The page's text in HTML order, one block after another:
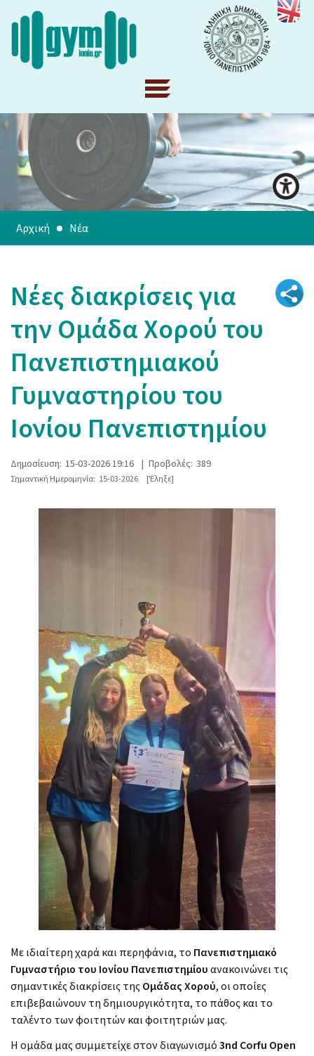
Αρχική Νέα
Νέες διακρίσεις για
την Ομάδα Χορού του
Πανεπιστημιακού
Γυμναστηρίου του
Ιονίου Πανεπιστημίου
Δημοσίευση: 15-03-2026 19:16 | Προβολές: 389
Σημαντική Ημερομηνία: 15-03-2026 [Έληξε]
Με ιδιαίτερη χαρά και περηφάνια, το Πανεπιστημιακό
Γυμναστήριο του Ιονίου Πανεπιστημίουανακοινώνει τις
σημαντικές διακρίσεις τηςΟμάδας Χορού, οι οποίες
επιβεβαιώνουν τη δημιουργικότητα, το πάθος και το
ταλέντο των φοιτητών και φοιτητριών μας.
Η ομάδα μας συμμετείχε στον διαγωνισμό3nd Corfu Open